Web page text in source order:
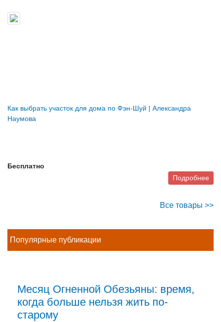
Как выбрать участок для дома по Фэн-Шуй | Александра
Наумова
Бесплатно
Подробнее
Все товары >>
Популярные публикации
Месяц Огненной Обезьяны: время,
когда больше нельзя жить по-
старому